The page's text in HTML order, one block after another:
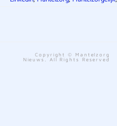
Copyright © Mantelzorg
Nieuws. All Rights Reserved